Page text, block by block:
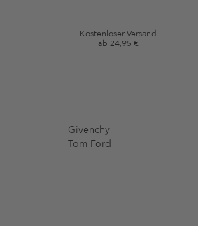
Kostenloser Versand
ab 24,95 €
Givenchy
Tom Ford